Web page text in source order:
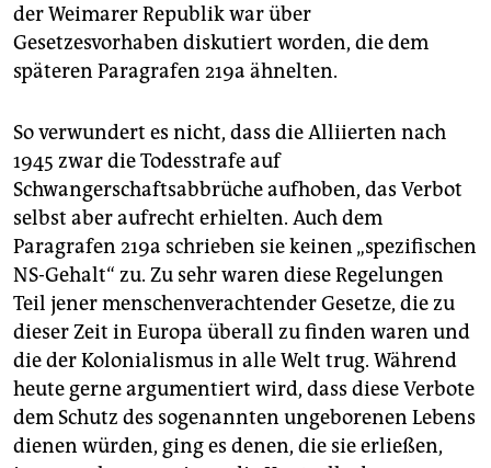
der Weimarer Republik war über
Gesetzesvorhaben diskutiert worden, die dem
späteren Paragrafen 219a ähnelten.
So verwundert es nicht, dass die Alliierten nach
1945 zwar die Todesstrafe auf
Schwangerschaftsabbrüche aufhoben, das Verbot
selbst aber aufrecht erhielten. Auch dem
Paragrafen 219a schrieben sie keinen „spezifischen
NS-Gehalt“ zu. Zu sehr waren diese Regelungen
Teil jener menschenverachtender Gesetze, die zu
dieser Zeit in Europa überall zu finden waren und
die der Kolonialismus in alle Welt trug. Während
heute gerne argumentiert wird, dass diese Verbote
dem Schutz des sogenannten ungeborenen Lebens
dienen würden, ging es denen, die sie erließen,